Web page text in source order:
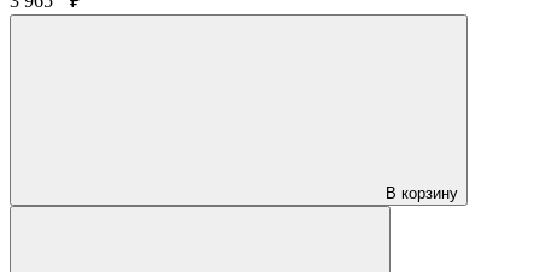
В корзину